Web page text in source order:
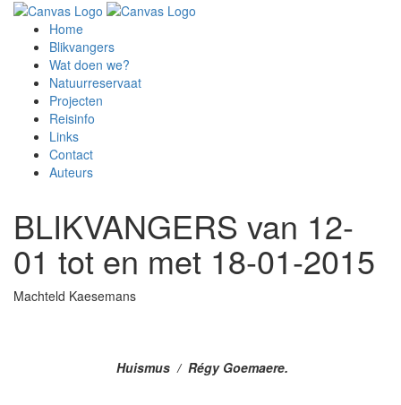
Home
Blikvangers
Wat doen we?
Natuurreservaat
Projecten
Reisinfo
Links
Contact
Auteurs
BLIKVANGERS van 12-
01 tot en met 18-01-2015
Machteld Kaesemans
Huismus / Régy Goemaere.